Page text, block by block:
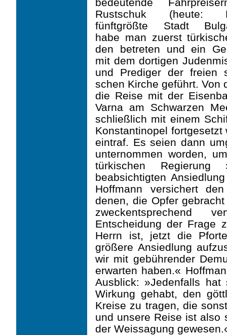
Rustschuk (heute:
fünftgrößte Stadt
habe man zuerst
den betreten und ein
mit dem dortigen
und Prediger der freien
schen Kirche geführt. Von
die Reise mit der
Varna am Schwarzen
schließlich mit einem
Konstantinopel
ein­traf. Es seien dann
unternommen worden,
türkischen
beabsichtigten
Hoffmann versichert
denen, die Opfer
zweckent­sprechend
Entscheidung der Frage
Herrn ist, jetzt die
größere Ansiedlung
wir mit gebührender
erwarten haben.«
Ausblick: »Jedenfalls
Wirkung gehabt, den
Kreise zu tragen, die
und unsere Reise ist also
der Weissagung